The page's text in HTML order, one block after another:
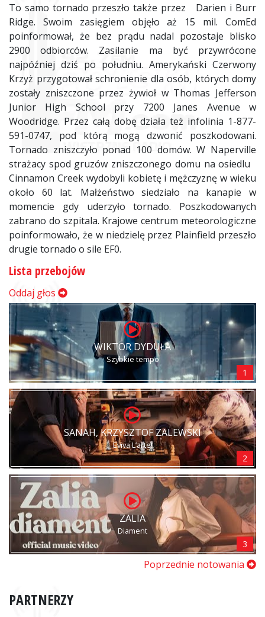
To samo tornado przeszło także przez Darien i Burr
Ridge. Swoim zasięgiem objęło aż 15 mil. ComEd
poinformował, że bez prądu nadal pozostaje blisko
2900 odbiorców. Zasilanie ma być przywrócone
najpóźniej dziś po południu. Amerykański Czerwony
Krzyż przygotował schronienie dla osób, których domy
zostały zniszczone przez żywioł w Thomas Jefferson
Junior High School przy 7200 Janes Avenue w
Woodridge. Przez całą dobę działa też infolinia 1-877-
591-0747, pod którą mogą dzwonić poszkodowani.
Tornado zniszczyło ponad 100 domów. W Naperville
strażacy spod gruzów zniszczonego domu na osiedlu
Cinnamon Creek wydobyli kobietę i mężczyznę w wieku
około 60 lat. Małżeństwo siedziało na kanapie w
momencie gdy uderzyło tornado. Poszkodowanych
zabrano do szpitala. Krajowe centrum meteorologiczne
poinformowało, że w niedzielę przez Plainfield przeszło
drugie tornado o sile EF0.
Lista przebojów
Oddaj głos
WIKTOR DYDUŁA
Szybkie tempo
1
SANAH, KRZYSZTOF ZALEWSKI
Eviva L’arte!
2
ZALIA
Diament
3
Poprzednie notowania
PARTNERZY